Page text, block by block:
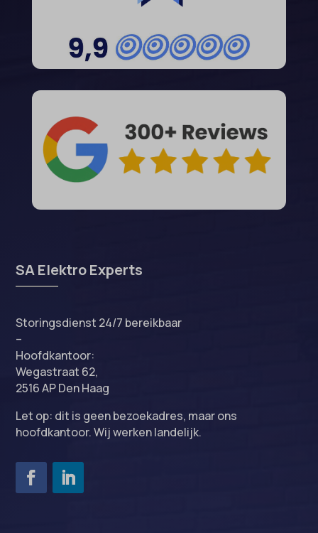
SA Elektro Experts
Storingsdienst 24/7 bereikbaar
–
Hoofdkantoor:
Wegastraat 62,
2516 AP Den Haag
Let op: dit is geen bezoekadres, maar ons
hoofdkantoor. Wij werken landelijk.